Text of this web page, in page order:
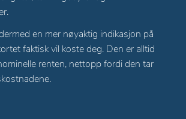
en mer nøyaktig indikasjon på
faktisk vil koste deg. Den er alltid
renten, nettopp fordi den tar